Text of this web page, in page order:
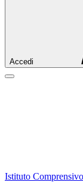
Accedi
Istituto